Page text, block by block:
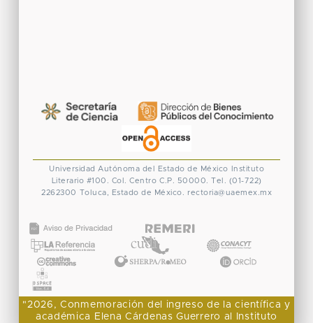
Universidad Autónoma del Estado de México
Instituto
Literario #100. Col. Centro C.P. 50000. Tel. (01-722)
2262300 Toluca, Estado de México. rectoria@uaemex.mx
"2026, Conmemoración del ingreso de la científica y
académica Elena Cárdenas Guerrero al Instituto